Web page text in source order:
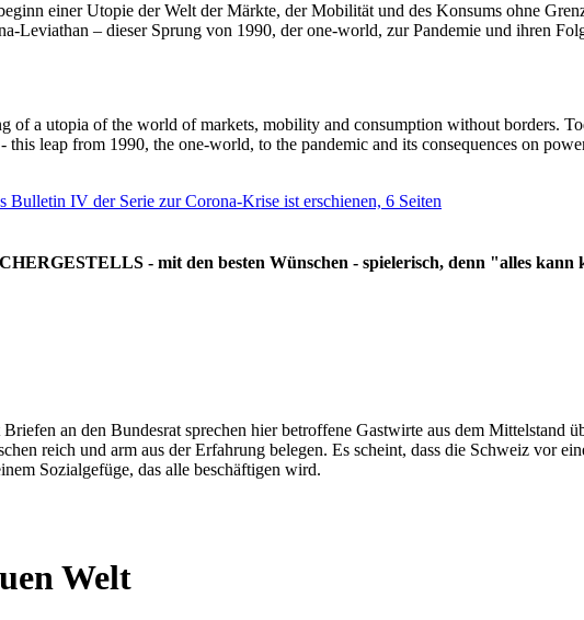
einer Utopie der Welt der Märkte, der Mobilität und des Konsums ohne
Leviathan – dieser Sprung von 1990, der one-world, zur Pandemie und ihren
of a utopia of the world of markets, mobility and consumption without borders.
leap from 1990, the one-world, to the pandemic and its consequences on
IV der Serie zur Corona-Krise ist erschienen, 6 Seiten
- mit den besten Wünschen - spielerisch, denn "alles kann
an den Bundesrat sprechen hier betroffene Gastwirte aus dem Mittelstand
reich und arm aus der Erfahrung belegen. Es scheint, dass die Schweiz vor
Sozialgefüge, das alle beschäftigen wird.
Welt